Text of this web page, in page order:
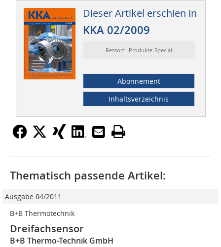
Dieser Artikel erschien in
KKA 02/2009
Ressort: Produkte-Special
Abonnement
Inhaltsverzeichnis
Thematisch passende Artikel:
Ausgabe 04/2011
B+B Thermotechnik
Dreifachsensor
B+B Thermo-Technik GmbH